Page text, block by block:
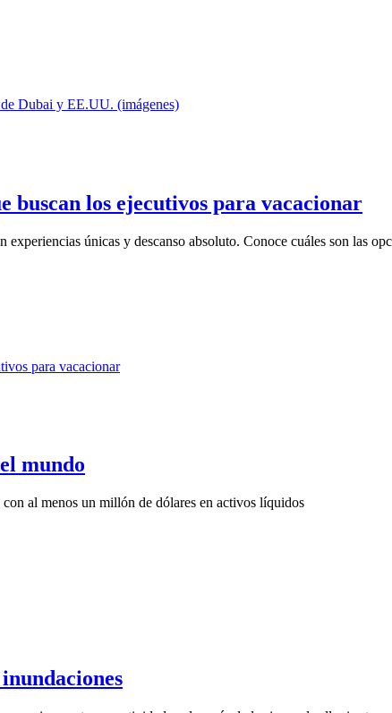
buscan los ejecutivos para vacacionar
únicas y descanso absoluto. Conoce cuáles son las
mundo
al menos un millón de dólares en activos líquidos